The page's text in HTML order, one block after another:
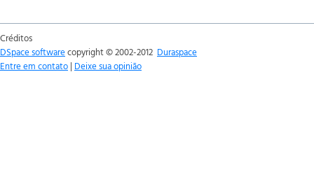
Créditos
DSpace softwarecopyright © 2002-2012 Duraspace
Entre em contato | Deixe sua opinião